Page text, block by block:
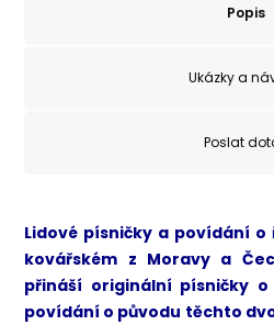
Popis
Ukázky a
Poslat
Lidové písničky a povídání
kovářském z Moravy a
přináší originální písničky
povídání o původu těchto